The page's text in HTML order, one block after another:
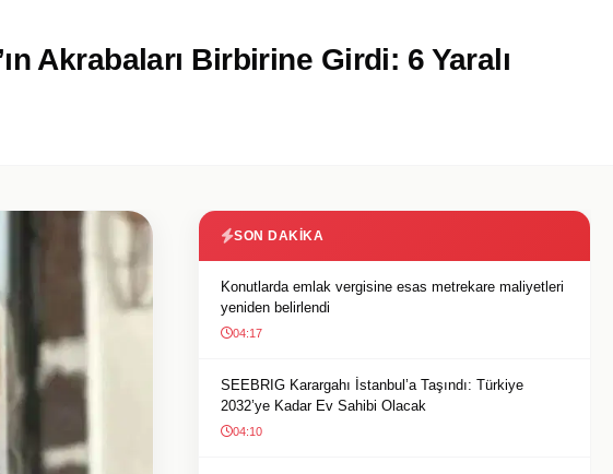
Akrabaları Birbirine Girdi: 6 Yaralı
SON DAKIKA
Konutlarda emlak vergisine esas metrekare maliyetleri
yeniden belirlendi
04:17
SEEBRIG Karargahı İstanbul’a Taşındı: Türkiye
2032’ye Kadar Ev Sahibi Olacak
04:10